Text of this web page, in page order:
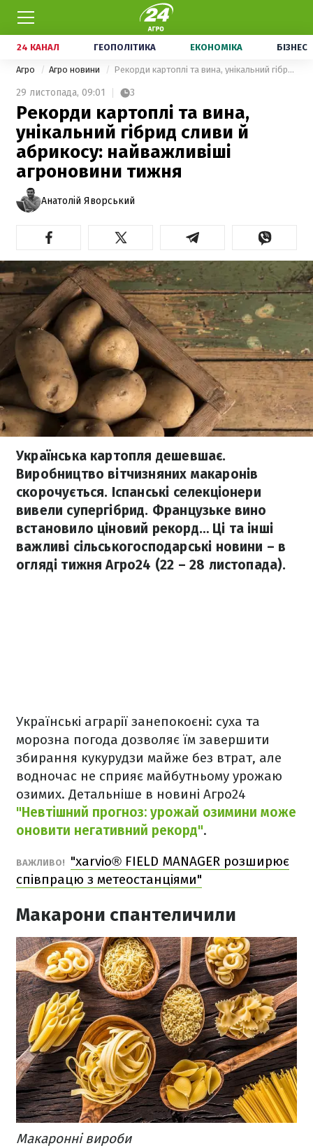
24 КАНАЛ ГЕОПОЛІТИКА ЕКОНОМІКА БІЗНЕС
Агро Агро новини Рекорди картоплі та вина, унікальний гібрид сливи й абрикосу: найважливіші агроновини тижня
29 листопада, 09:01 3
Рекорди картоплі та вина,
унікальний гібрид сливи й
абрикосу: найважливіші
агроновини тижня
Анатолій Яворський
Українська картопля дешевшає.
Виробництво вітчизняних макаронів
скорочується. Іспанські селекціонери
вивели супергібрид. Французьке вино
встановило ціновий рекорд… Ці та інші
важливі сільськогосподарські новини – в
огляді тижня Агро24 (22 – 28 листопада).
Українські аграрії занепокоєні: суха та
морозна погода дозволяє їм завершити
збирання кукурудзи майже без втрат, але
водночас не сприяє майбутньому урожаю
озимих. Детальніше в новині Агро24
"Невтішний прогноз: урожай озимини може
оновити негативний рекорд".
ВАЖЛИВО!
"xarvio® FIELD MANAGER розширює
співпрацю з метеостанціями"
Макарони спантеличили
Макаронні вироби